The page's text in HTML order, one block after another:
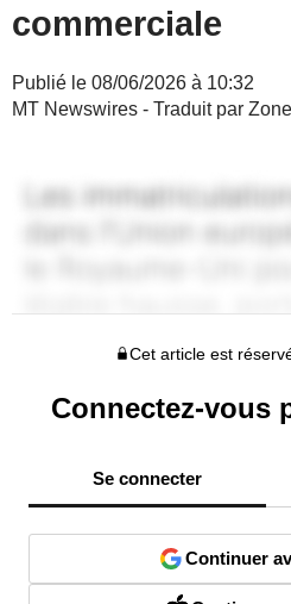
commerciale
Publié le 08/06/2026 à 10:32
MT Newswires - Traduit par
Cet article est
Connectez-vous
Se connecter
Continuer